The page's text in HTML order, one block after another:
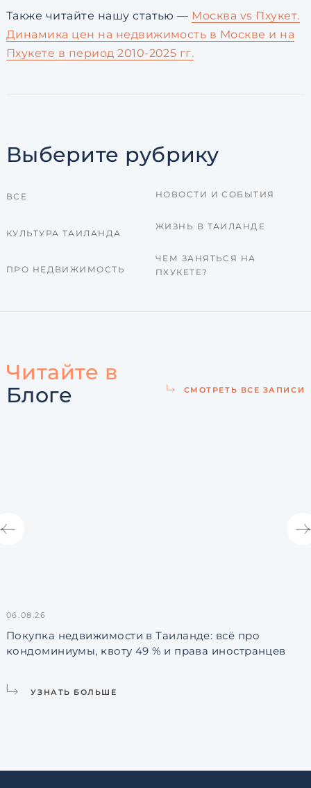
Также читайте нашу статью — Москва vs Пхукет.
Динамика цен на недвижимость в Москве и на
Пхукете в период 2010-2025 гг.
Выберите рубрику
ВСЕ
КУЛЬТУРА ТАИЛАНДА
ПРО НЕДВИЖИМОСТЬ
НОВОСТИ И СОБЫТИЯ
ЖИЗНЬ В ТАИЛАНДЕ
ЧЕМ ЗАНЯТЬСЯ НА
ПХУКЕТЕ?
Читайте в
Блоге
СМОТРЕТЬ ВСЕ ЗАПИСИ
06.08.26
Покупка недвижимости в Таиланде: всё про
кондоминиумы, квоту 49 % и права иностранцев
УЗНАТЬ БОЛЬШЕ